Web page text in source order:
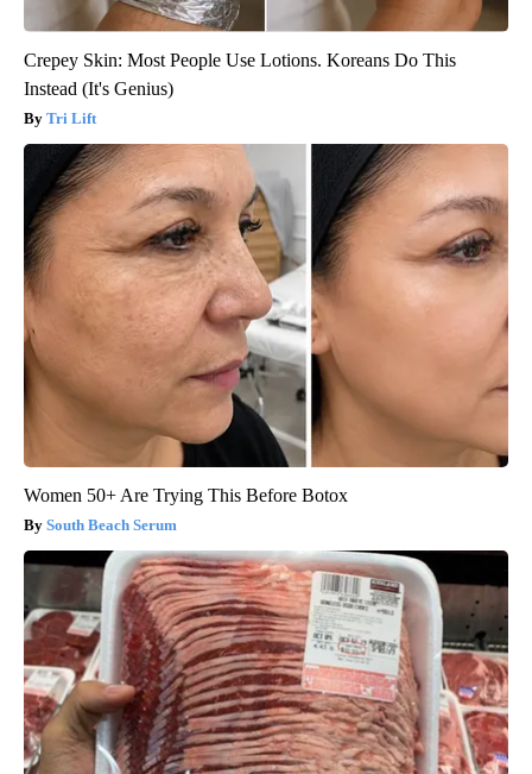
Crepey Skin: Most People Use Lotions. Koreans Do This
Instead (It's Genius)
Tri Lift
Women 50+ Are Trying This Before Botox
South Beach Serum